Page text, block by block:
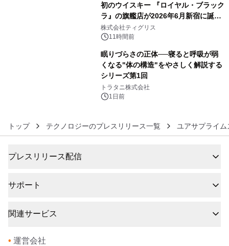
初のウイスキー 『ロイヤル・ブラック
ラ』の旗艦店が2026年6月新宿に誕
生 バカルディ ジャパンと連携した
没入型バー「BAR Arca」
株式会社ティグリス
11時間前
眠りづらさの正体──寝ると呼吸が弱
くなる"体の構造"をやさしく解説する
シリーズ第1回
トラタニ株式会社
1日前
トップ テクノロジーのプレスリリース一覧 ユアサプライ
プレスリリース配信
サポート
関連サービス
• 運営会社